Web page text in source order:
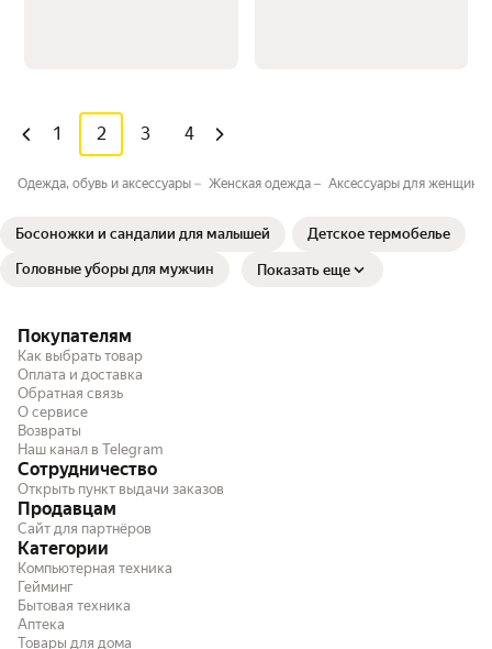
1 2 3 4
Одежда, обувь и аксессуары Женская одежда Аксессуары для женщин
Босоножки и сандалии для малышей Детское термобелье
Головные уборы для мужчин Показать еще
Покупателям
Как выбрать товар
Оплата и доставка
Обратная связь
О сервисе
Возвраты
Наш канал в Telegram
Сотрудничество
Открыть пункт выдачи заказов
Продавцам
Сайт для партнёров
Категории
Компьютерная техника
Гейминг
Бытовая техника
Аптека
Товары для дома